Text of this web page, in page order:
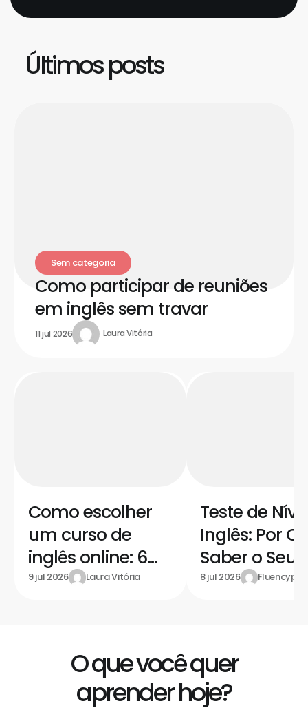
Últimos posts
Sem categoria
Como participar de reuniões
em inglês sem travar
11 jul 2026 Laura Vitória
Como escolher
um curso de
inglês online: 6
critérios para não
9 jul 2026 Laura Vitória
Teste de
Inglês: Por
Saber o Seu
Primeiro
8 jul 2026
O que você quer
aprender hoje?